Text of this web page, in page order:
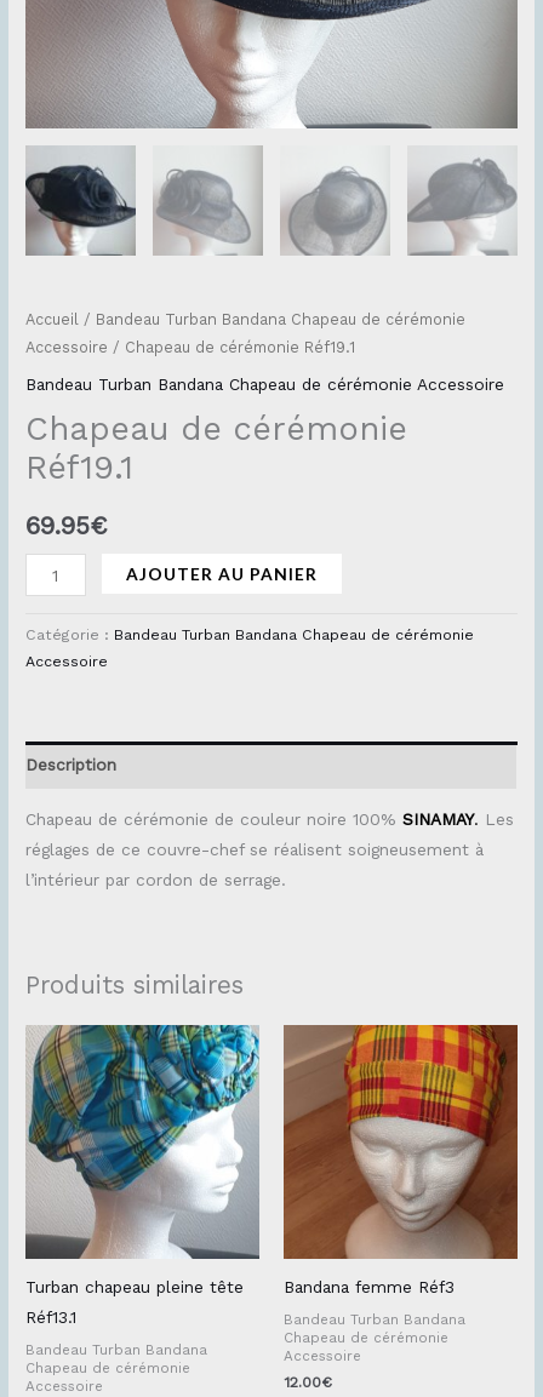
Accueil / Bandeau Turban Bandana Chapeau de cérémonie
Accessoire / Chapeau de cérémonie Réf19.1
Bandeau Turban Bandana Chapeau de cérémonie Accessoire
Chapeau de cérémonie
Réf19.1
69.95€
AJOUTER AU PANIER
Catégorie : Bandeau Turban Bandana Chapeau de cérémonie
Accessoire
Description
Chapeau de cérémonie de couleur noire 100%SINAMAY. Les
réglages de ce couvre-chef se réalisent soigneusement à
l’intérieur par cordon de serrage.
Produits similaires
Turban chapeau pleine tête
Réf13.1
Bandeau Turban Bandana
Chapeau de cérémonie
Accessoire
Bandana femme Réf3
Bandeau Turban Bandana
Chapeau de cérémonie
Accessoire
12.00€